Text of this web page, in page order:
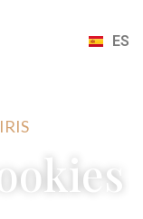
ES
FR